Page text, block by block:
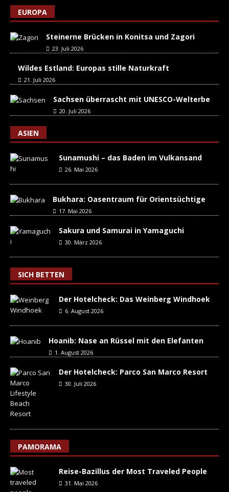
EUROPA
Steinerne Brücken in Konitsa und Zagori
23. Juli 2026
Wildes Estland: Europas stille Naturkraft
21. Juli 2026
Sachsen überrascht mit UNESCO-Welterbe
20. Juli 2026
ASIEN
Sunamushi – das Baden im Vulkansand
26. Mai 2026
Bukhara: Oasentraum für Orientsüchtige
17. Mai 2026
Sakura und Samurai in Yamaguchi
30. März 2026
SICH BETTEN
Der Hotelcheck: Das Weinberg Windhoek
6. August 2026
Hoanib: Nase an Rüssel mit den Elefanten
1. August 2026
Der Hotelcheck: Parco San Marco Resort
30. Juli 2026
PAMORAMA
Reise-Bazillus der Most Traveled People
31. Mai 2026